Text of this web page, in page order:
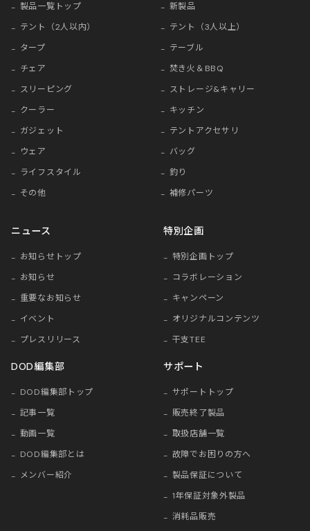
製品一覧トップ
新製品
テント（2人以内）
テント（3人以上）
タープ
テーブル
チェア
焚き火＆BBQ
スリーピング
ストレージ&キャリー
クーラー
キッチン
ガジェット
テントアクセサリ
ウェア
バッグ
ライフスタイル
釣り
その他
補修パーツ
ニュース
お知らせトップ
お知らせ
重要なお知らせ
イベント
プレスリリース
特別企画
特別企画トップ
コラボレーション
キャンペーン
オリジナルコンテンツ
干支TEE
DOD編集部
DOD編集部トップ
記事一覧
動画一覧
DOD編集部とは
メンバー紹介
サポート
サポートトップ
販売終了製品
取扱店舗一覧
故障でお困りの方へ
製品保証について
1年保証対象外製品
消耗品販売